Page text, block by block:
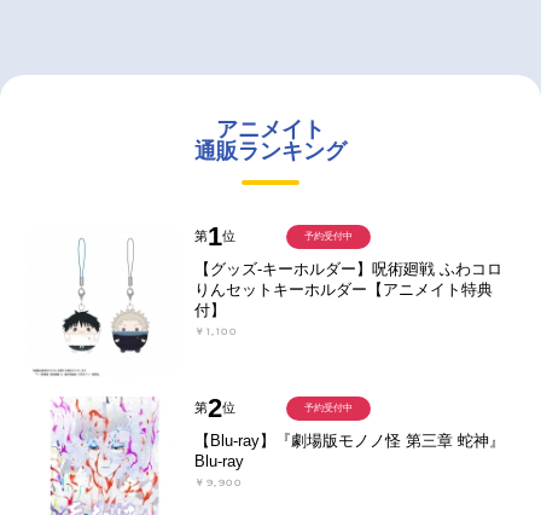
アニメイト
通販ランキング
第1位
【グッズ-キーホルダー】呪術廻戦 ふわコロ
りんセットキーホルダー【アニメイト特典
付】
￥1,100
予約受付中
第2位
【Blu-ray】『劇場版モノノ怪 第三章 蛇神』
Blu-ray
￥9,900
予約受付中